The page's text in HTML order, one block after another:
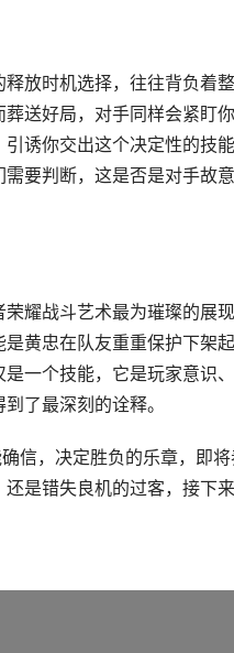
放时机选择，往往背负着
送好局，对手同样会紧盯
诱你交出这个决定性的技
要判断，这是否是对手故
耀战斗艺术最为璀璨的展
黄忠在队友重重保护下架
一个技能，它是玩家意识
了最深刻的诠释。
信，决定胜负的乐章，即将
是错失良机的过客，接下